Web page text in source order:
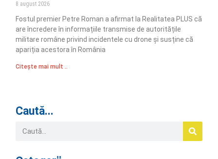
8 august 2026
Fostul premier Petre Roman a afirmat la Realitatea PLUS că
are încredere în informațiile transmise de autoritățile
militare române privind incidentele cu drone și susține că
apariția acestora în România
Citește mai mult ..
Caută...